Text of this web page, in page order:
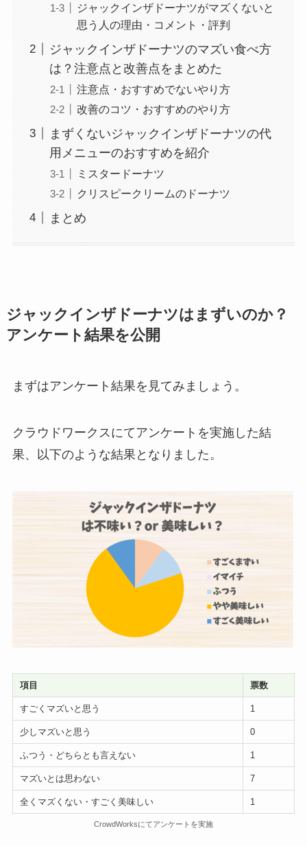
ジャックインザドーナツがマズくないと
思う人の理由・コメント・評判
ジャックインザドーナツのマズい食べ方
は？注意点と改善点をまとめた
注意点・おすすめでないやり方
改善のコツ・おすすめのやり方
まずくないジャックインザドーナツの代
用メニューのおすすめを紹介
ミスタードーナツ
クリスピークリームのドーナツ
まとめ
ジャックインザドーナツはまずいのか？
アンケート結果を公開
まずはアンケート結果を見てみましょう。
クラウドワークスにてアンケートを実施した結
果、以下のような結果となりました。
項目 票数
すごくマズいと思う 1
少しマズいと思う 0
ふつう・どちらとも言えない 1
マズいとは思わない 7
全くマズくない・すごく美味しい 1
CrowdWorksにてアンケートを実施